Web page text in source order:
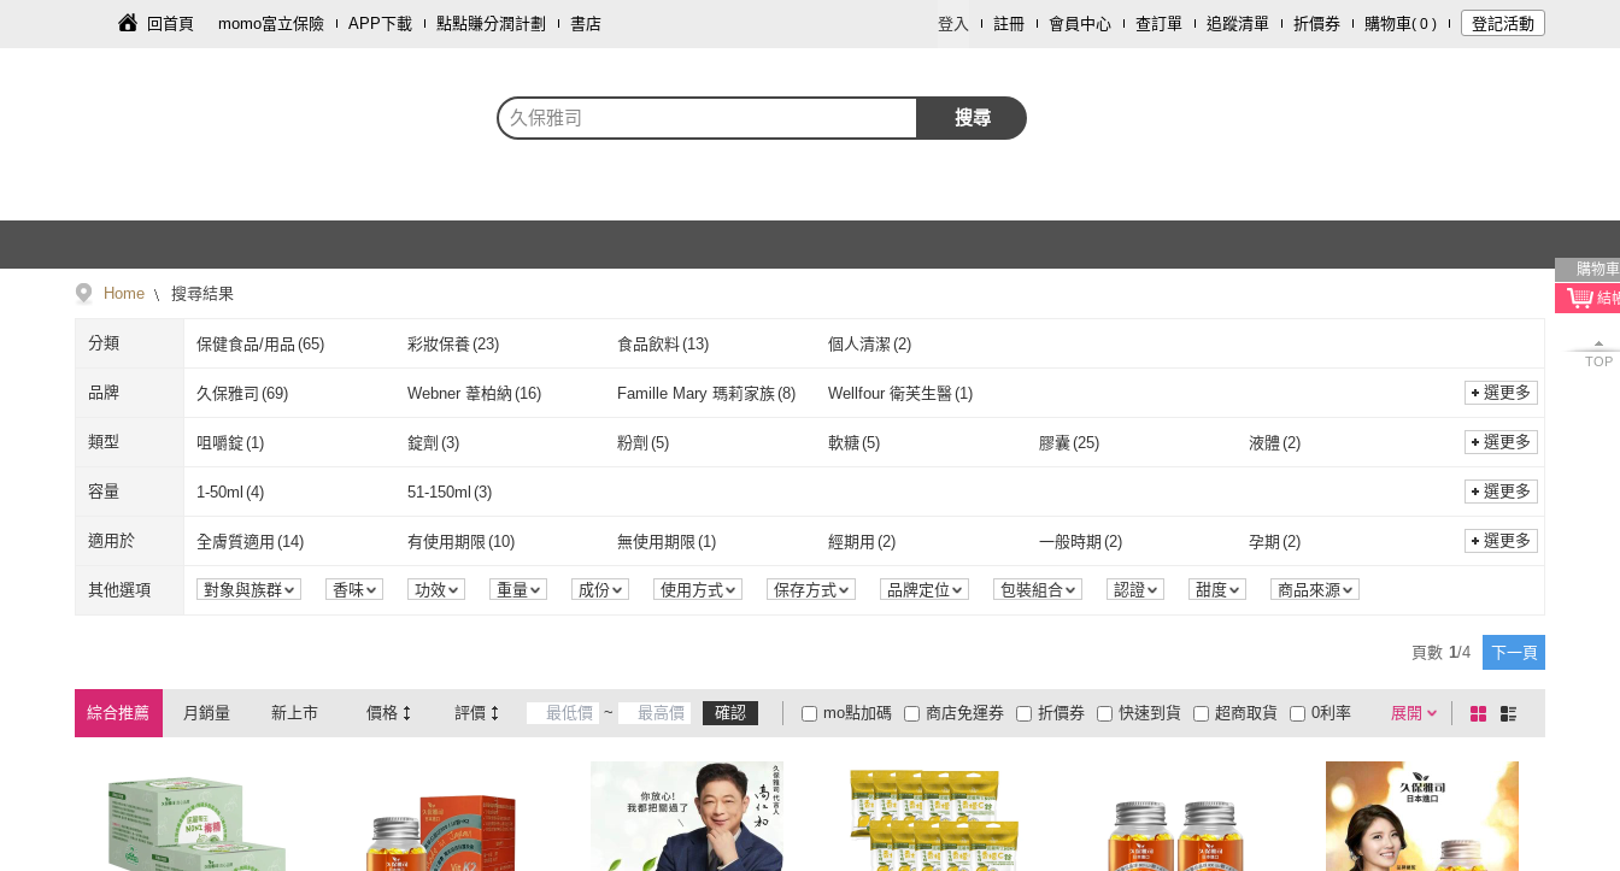
回首頁 momo富立保險 APP下載 點點賺分潤計劃 書店 登入 註冊 會員中心 查訂單 追蹤清單 折價券 購物車( 0 ) 登記活動
久保雅司 搜尋
購物車
TOP
Home 搜尋結果
分類 保健食品/用品 (65) 彩妝保養(23) 食品飲料(13) 個人清潔 (2)
品牌 久保雅司 (69) Webner 葦柏納 (16) Famille Mary 瑪莉家族(8) Wellfour 衛芙生醫(1)
久保雅司 Webner 葦柏納 Famille Mary 瑪莉家族 (8)
取消 選更多
類型 咀嚼錠(1) 錠劑 (3) 粉劑 (5) 軟糖(5) 膠囊(25) 液體(2)
凍狀(3 ) 素食(17)
咀嚼錠 錠劑 (3)
凍狀(3) 素食(17) 葷食 (10 蛋奶素 不可管灌
選更多
容量 1-50ml (4) 51-150ml (3)
1-50ml(4) 51-150ml(3
選更多
適用於 全膚質適用 (14) 有使用期限 (10) 無使用期限 (1) 經期用 (2) 一般時期 (2) 孕期 (2)
產前(2) 產後(1)
全膚質適用 有使用期限(10 無使用期限 經期用(2) 一般時期 孕期
選更多
其他選項 對象與族群 香味 功效 重量 成份 使用方式 保存方式 品牌定位 包裝組合 認證 甜度 商品來源
頁數 1/4 下一頁
綜合推薦 月銷量 新上市 價格 評價 ~ 確認 展開
折價券
有影片
商品有量 電視購物
mo點加碼 快速到貨 超商取貨
大家電安心配
大家電快配
商店免運券 0利率
及以上 3 及以上
棋
盤
式
列